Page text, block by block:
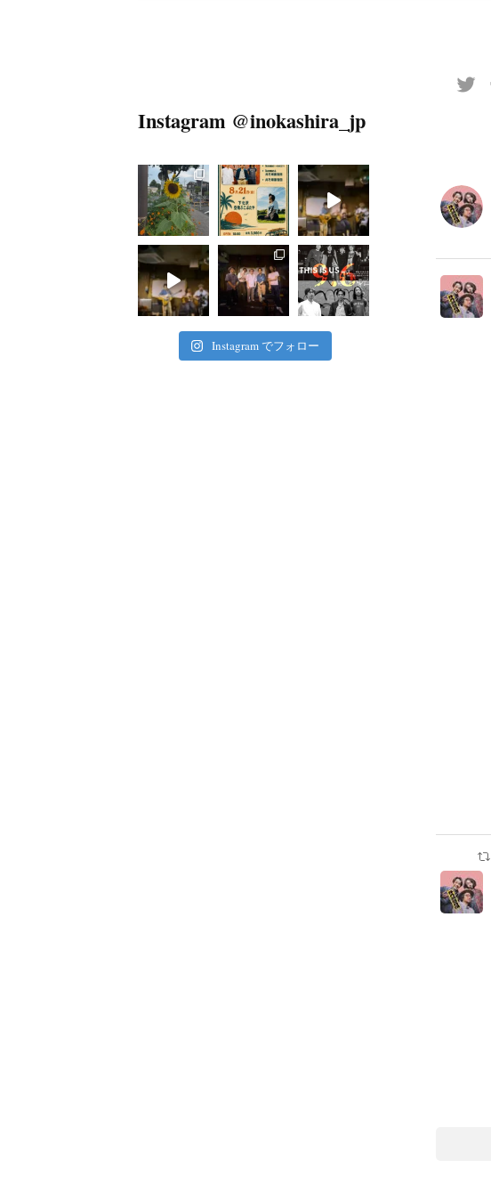
Instagram @inokashira_jp
Instagram でフォロー